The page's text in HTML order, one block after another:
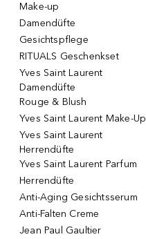
Make-up
Damendüfte
Gesichtspflege
RITUALS Geschenkset
Yves Saint Laurent
Damendüfte
Rouge & Blush
Yves Saint Laurent Make-Up
Yves Saint Laurent
Herrendüfte
Yves Saint Laurent Parfum
Herrendüfte
Anti-Aging Gesichtsserum
Anti-Falten Creme
Jean Paul Gaultier